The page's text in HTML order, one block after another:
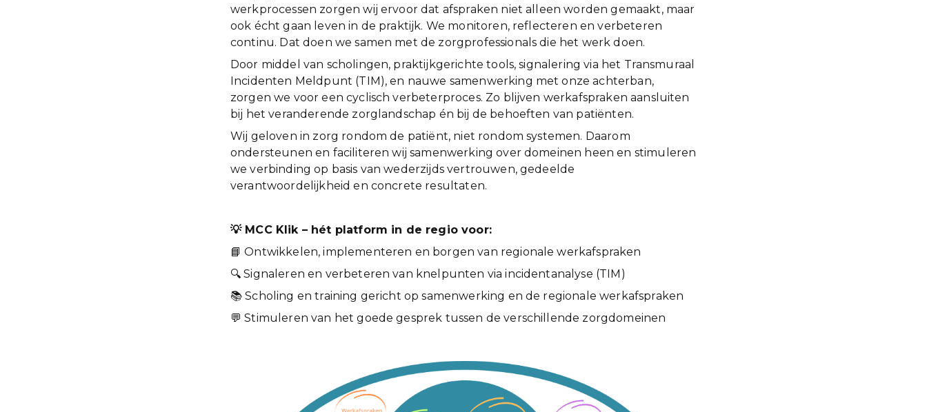
werkprocessen zorgen wij ervoor dat afspraken niet alleen worden gemaakt, maar
ook écht gaan leven in de praktijk. We monitoren, reflecteren en verbeteren
continu. Dat doen we samen met de zorgprofessionals die het werk doen.
Door middel van scholingen, praktijkgerichte tools, signalering via het Transmuraal
Incidenten Meldpunt (TIM), en nauwe samenwerking met onze achterban,
zorgen we voor een cyclisch verbeterproces. Zo blijven werkafspraken aansluiten
bij het veranderende zorglandschap én bij de behoeften van patiënten.
Wij geloven in zorg rondom de patiënt, niet rondom systemen. Daarom
ondersteunen en faciliteren wij samenwerking over domeinen heen en stimuleren
we verbinding op basis van wederzijds vertrouwen, gedeelde
verantwoordelijkheid en concrete resultaten.
💡MCC Klik – hét platform in de regio voor:
📘 Ontwikkelen, implementeren en borgen van regionale werkafspraken
🔍 Signaleren en verbeteren van knelpunten via incidentanalyse (TIM)
📚 Scholing en training gericht op samenwerking en de regionale werkafspraken
💬 Stimuleren van het goede gesprek tussen de verschillende zorgdomeinen